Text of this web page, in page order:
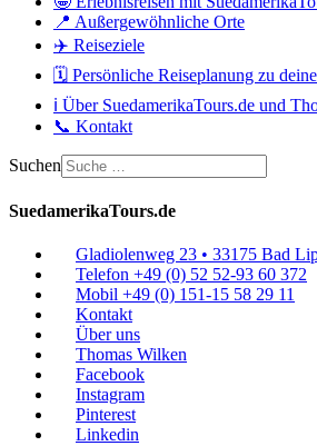
📍 Außergewöhnliche Orte
✈️ Reiseziele
🗓️ Persönliche Reiseplanung zu
ℹ️ Über SuedamerikaTours.de und
📞 Kontakt
Suchen
SuedamerikaTours.de
Gladiolenweg 23 • 33175 Bad
Telefon +49 (0) 52 52-93 60 372
Mobil +49 (0) 151-15 58 29 11
Kontakt
Über uns
Thomas Wilken
Facebook
Instagram
Pinterest
Linkedin